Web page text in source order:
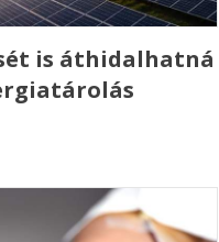
is áthidalhatná